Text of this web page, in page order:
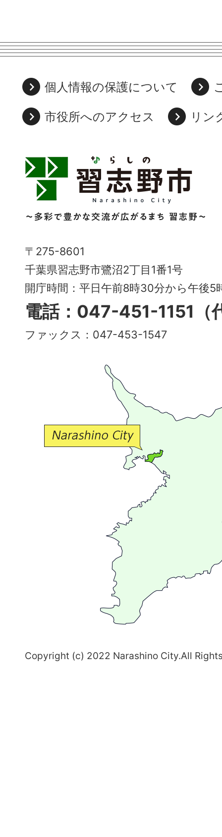
個人情報の保護について
市役所へのアクセス
リン
習
志
野
市
Narashino
City
～
多
彩
で
〒275-8601
千葉県習志野市鷺沼2丁目1番1号
開庁時間：平日午前8時30分から午後5
電話：047-451-1151（
ファックス：047-453-1547
Copyright (c) 2022 Narashino City.All